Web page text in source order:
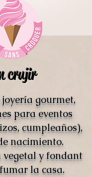
crujir
gourmet,
para eventos
cumpleaños),
nacimiento.
vegetal y fondant
la casa.